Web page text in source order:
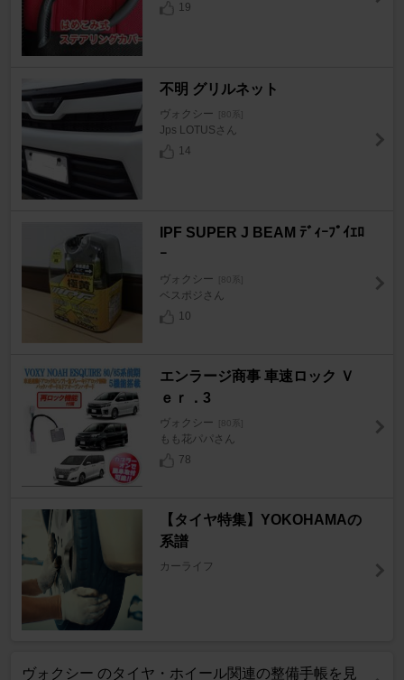
19
不明 グリルネット
ヴォクシー [80系]
Jps LOTUSさん
14
IPF SUPER J BEAM ﾃﾞｨｰﾌﾟｲｴﾛ
ｰ
ヴォクシー [80系]
ベスポジさん
10
エンラージ商事 車速ロック Ｖ
ｅｒ．3
ヴォクシー [80系]
もも花パパさん
78
【タイヤ特集】YOKOHAMAの
系譜
カーライフ
ヴォクシー のタイヤ・ホイール関連の整備手帳を見